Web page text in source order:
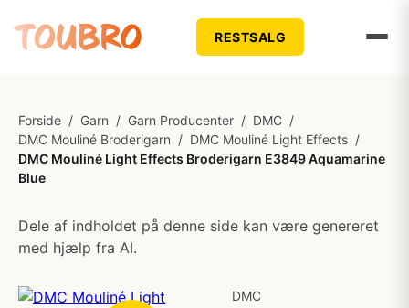
RESTSALG
Forside / Garn / Garn Producenter / DMC /
DMC Mouliné Broderigarn / DMC Mouliné Light Effects /
DMC Mouliné Light Effects Broderigarn E3849 Aquamarine
Blue
Dele af indholdet på denne side kan være genereret
med hjælp fra AI.
DMC